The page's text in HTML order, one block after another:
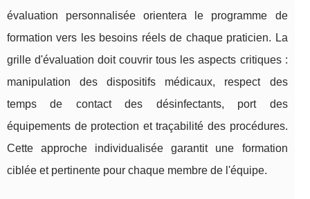
évaluation personnalisée orientera le programme de
formation vers les besoins réels de chaque praticien. La
grille d'évaluation doit couvrir tous les aspects critiques :
manipulation des dispositifs médicaux, respect des
temps de contact des désinfectants, port des
équipements de protection et traçabilité des procédures.
Cette approche individualisée garantit une formation
ciblée et pertinente pour chaque membre de l'équipe.